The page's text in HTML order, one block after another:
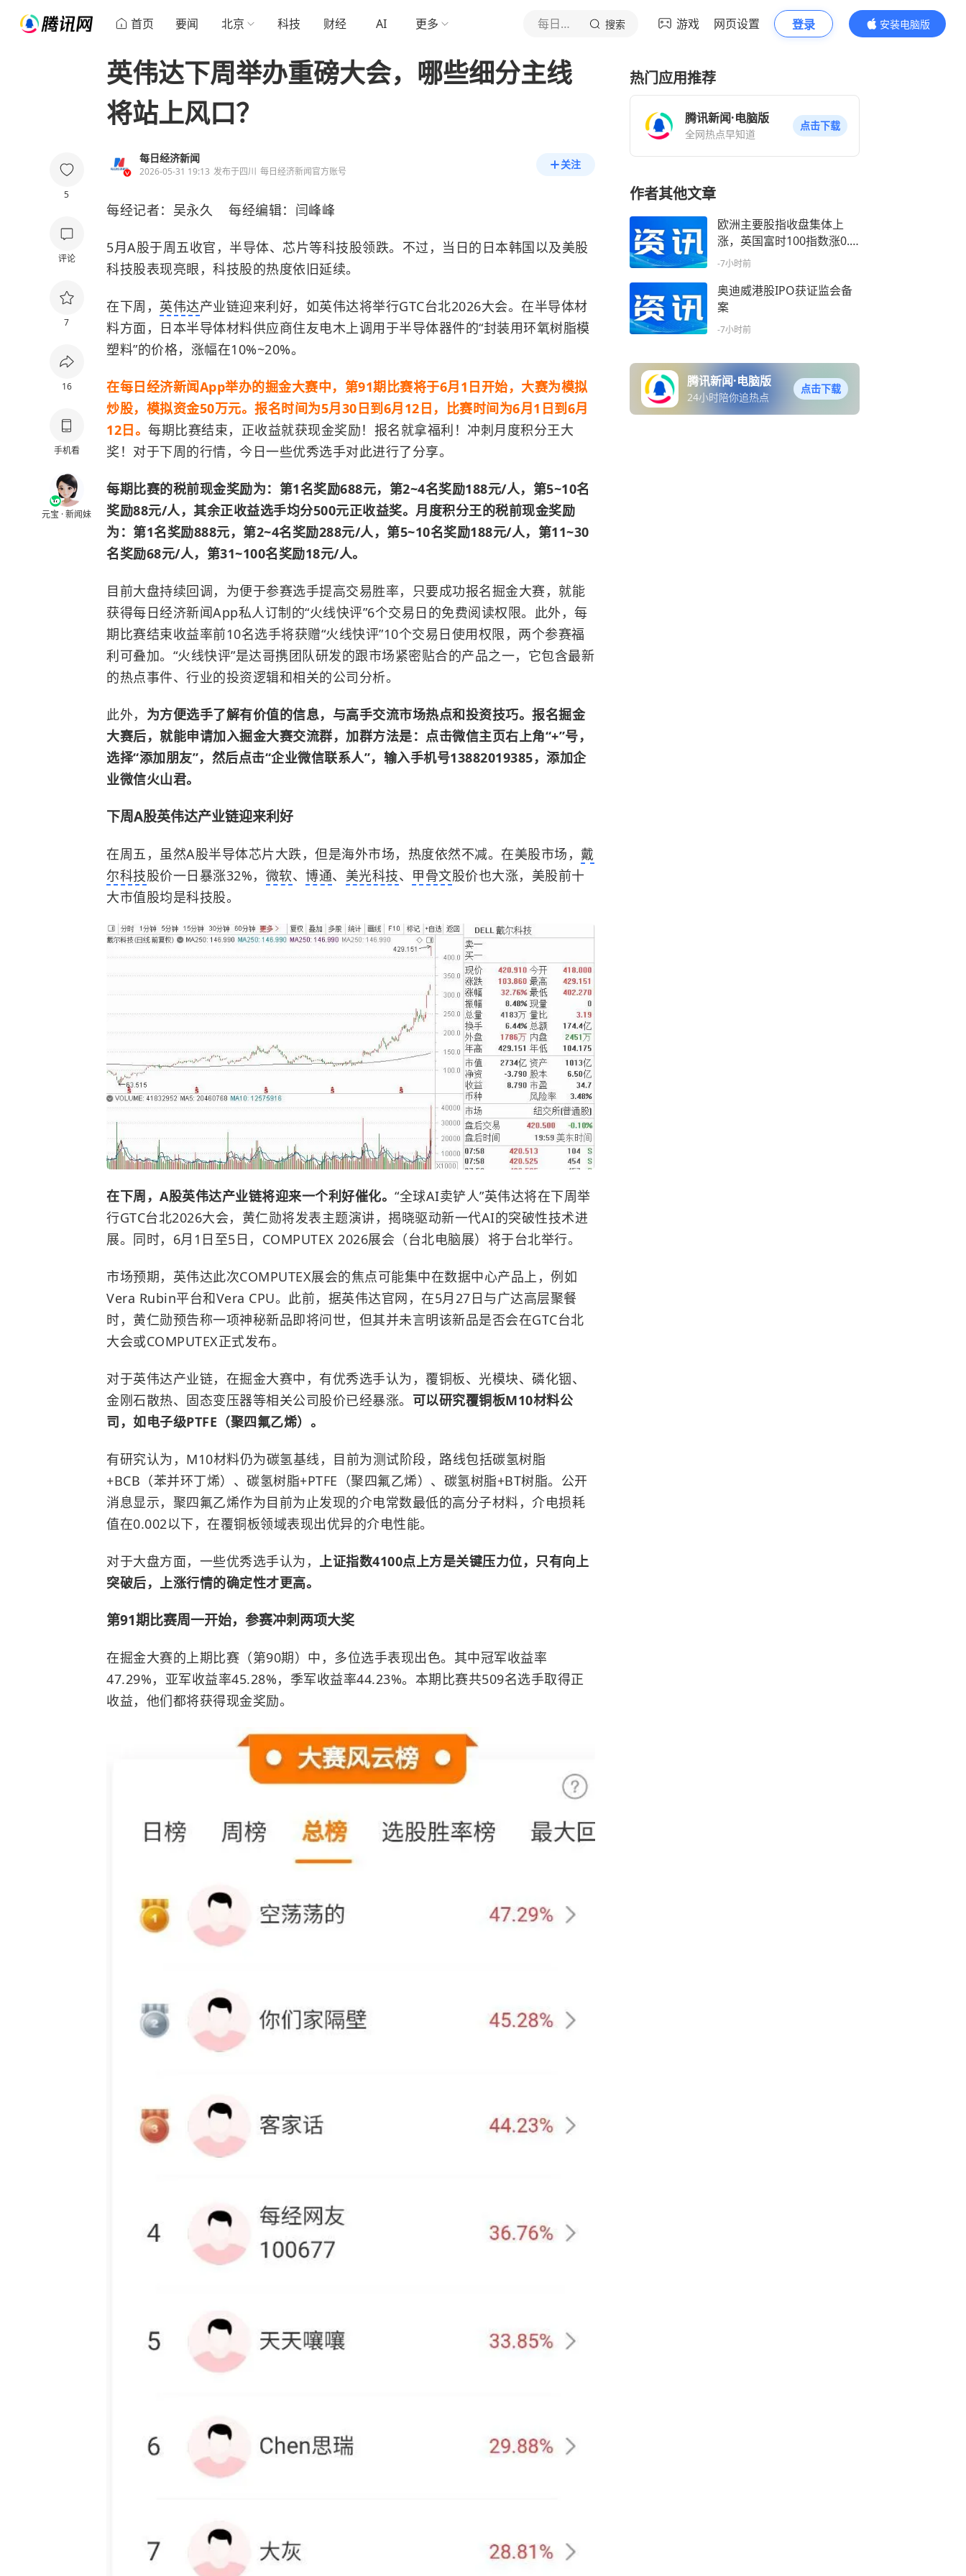
首页 要闻 北京 科技 财经 AI 更多 每日经济新闻 搜索 游戏 网页设置 登录
安装电脑版
内容更精彩
5
评论
7
16
手机看
元宝 · 新闻妹
英伟达下周举办重磅大会，哪些细分主线
将站上风口？
每日经济新闻
2026-05-31 19:13 发布于四川 每日经济新闻官方账号
关注
每经记者：吴永久 每经编辑：闫峰峰
5月A股于周五收官，半导体、芯片等科技股领跌。不过，当日的日本韩国以及美股
科技股表现亮眼，科技股的热度依旧延续。
在下周， 英伟达产业链迎来利好，如英伟达将举行GTC台北2026大会。在半导体材
料方面，日本半导体材料供应商住友电木上调用于半导体器件的“封装用环氧树脂模
塑料”的价格，涨幅在10%~20%。
在每日经济新闻App举办的掘金大赛中，第91期比赛将于6月1日开始，大赛为模拟
炒股，模拟资金50万元。报名时间为5月30日到6月12日，比赛时间为6月1日到6月
12日。 每期比赛结束，正收益就获现金奖励！报名就拿福利！冲刺月度积分王大
奖！对于下周的行情，今日一些优秀选手对此进行了分享。
每期比赛的税前现金奖励为：第1名奖励688元，第2~4名奖励188元/人，第5~10名
奖励88元/人，其余正收益选手均分500元正收益奖。月度积分王的税前现金奖励
为：第1名奖励888元，第2~4名奖励288元/人，第5~10名奖励188元/人，第11~30
名奖励68元/人，第31~100名奖励18元/人。
目前大盘持续回调，为便于参赛选手提高交易胜率，只要成功报名掘金大赛，就能
获得每日经济新闻App私人订制的“火线快评”6个交易日的免费阅读权限。此外，每
期比赛结束收益率前10名选手将获赠“火线快评”10个交易日使用权限，两个参赛福
利可叠加。“火线快评”是达哥携团队研发的跟市场紧密贴合的产品之一，它包含最新
的热点事件、行业的投资逻辑和相关的公司分析。
此外， 为方便选手了解有价值的信息，与高手交流市场热点和投资技巧。报名掘金
大赛后，就能申请加入掘金大赛交流群，加群方法是：点击微信主页右上角“+”号，
选择“添加朋友”，然后点击“企业微信联系人”，输入手机号13882019385，添加企
业微信火山君。
下周A股英伟达产业链迎来利好
在周五，虽然A股半导体芯片大跌，但是海外市场，热度依然不减。在美股市场， 戴
尔科技股价一日暴涨32%， 微软、 博通、 美光科技、 甲骨文股价也大涨，美股前十
大市值股均是科技股。
在下周，A股英伟达产业链将迎来一个利好催化。 “全球AI卖铲人”英伟达将在下周举
行GTC台北2026大会， 黄仁勋将发表主题演讲，揭晓驱动新一代AI的突破性技术进
展。同时，6月1日至5日，COMPUTEX 2026展会（台北电脑展）将于台北举行。
市场预期，英伟达此次COMPUTEX展会的焦点可能集中在数据中心产品上，例如
Vera Rubin平台和Vera CPU。此前，据英伟达官网，在5月27日与广达高层聚餐
时，黄仁勋预告称一项神秘新品即将问世，但其并未言明该新品是否会在GTC台北
大会或COMPUTEX正式发布。
对于英伟达产业链，在掘金大赛中，有优秀选手认为，覆铜板、光模块、磷化铟、
金刚石散热、固态变压器等相关公司股价已经暴涨。 可以研究覆铜板M10材料公
司，如电子级PTFE（聚四氟乙烯）。
有研究认为，M10材料仍为碳氢基线，目前为测试阶段，路线包括碳氢树脂
+BCB（苯并环丁烯）、碳氢树脂+PTFE（聚四氟乙烯）、碳氢树脂+BT树脂。公开
消息显示，聚四氟乙烯作为目前为止发现的介电常数最低的高分子材料，介电损耗
值在0.002以下，在覆铜板领域表现出优异的介电性能。
对于大盘方面，一些优秀选手认为， 上证指数4100点上方是关键压力位，只有向上
突破后，上涨行情的确定性才更高。
第91期比赛周一开始，参赛冲刺两项大奖
在掘金大赛的上期比赛（第90期）中，多位选手表现出色。其中冠军收益率
47.29%，亚军收益率45.28%，季军收益率44.23%。本期比赛共509名选手取得正
收益，他们都将获得现金奖励。
热门应用推荐
腾讯新闻·电脑版
全网热点早知道
点击下载
作者其他文章
欧洲主要股指收盘集体上
涨，英国富时100指数涨0.3
8%
-7小时前
奥迪威港股IPO获证监会备
案
-7小时前
腾讯新闻·电脑版
24小时陪你追热点
点击下载